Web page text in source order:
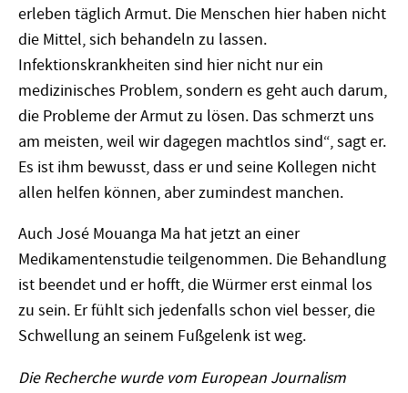
erleben täglich Armut. Die Menschen hier haben nicht
die Mittel, sich behandeln zu lassen.
Infektionskrankheiten sind hier nicht nur ein
medizinisches Problem, sondern es geht auch darum,
die Probleme der Armut zu lösen. Das schmerzt uns
am meisten, weil wir dagegen machtlos sind“, sagt er.
Es ist ihm bewusst, dass er und seine Kollegen nicht
allen helfen können, aber zumindest manchen.
Auch José Mouanga Ma hat jetzt an einer
Medikamentenstudie teilgenommen. Die Behandlung
ist beendet und er hofft, die Würmer erst einmal los
zu sein. Er fühlt sich jedenfalls schon viel besser, die
Schwellung an seinem Fußgelenk ist weg.
Die Recherche wurde vom European Journalism